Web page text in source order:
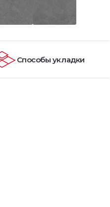
Способы укладки